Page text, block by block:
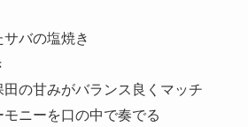
バの塩焼き
田の甘みがバランス良くマッチ
モニーを口の中で奏でる